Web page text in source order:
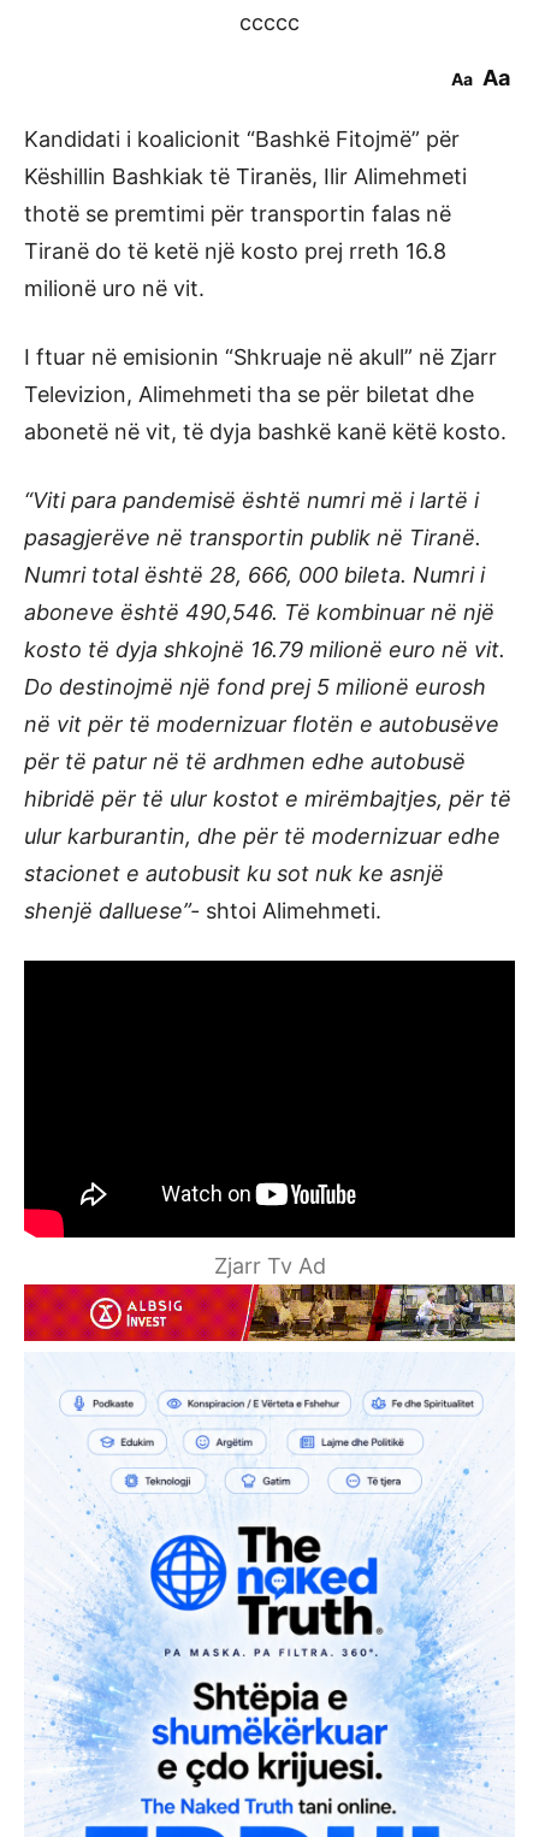
ccccc
Aa Aa
Kandidati i koalicionit “Bashkë Fitojmë” për
Këshillin Bashkiak të Tiranës, Ilir Alimehmeti
thotë se premtimi për transportin falas në
Tiranë do të ketë një kosto prej rreth 16.8
milionë uro në vit.
I ftuar në emisionin “Shkruaje në akull” në Zjarr
Televizion, Alimehmeti tha se për biletat dhe
abonetë në vit, të dyja bashkë kanë këtë kosto.
“Viti para pandemisë është numri më i lartë i
pasagjerëve në transportin publik në Tiranë.
Numri total është 28, 666, 000 bileta. Numri i
aboneve është 490,546. Të kombinuar në një
kosto të dyja shkojnë 16.79 milionë euro në vit.
Do destinojmë një fond prej 5 milionë eurosh
në vit për të modernizuar flotën e autobusëve
për të patur në të ardhmen edhe autobusë
hibridë për të ulur kostot e mirëmbajtjes, për të
ulur karburantin, dhe për të modernizuar edhe
stacionet e autobusit ku sot nuk ke asnjë
shenjë dalluese”- shtoi Alimehmeti.
Zjarr Tv Ad